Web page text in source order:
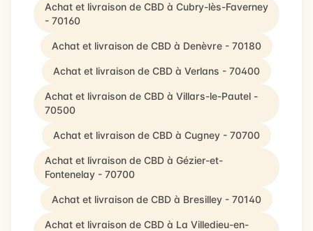
Achat et livraison de CBD à Cubry-lès-Faverney
- 70160
Achat et livraison de CBD à Denèvre - 70180
Achat et livraison de CBD à Verlans - 70400
Achat et livraison de CBD à Villars-le-Pautel -
70500
Achat et livraison de CBD à Cugney - 70700
Achat et livraison de CBD à Gézier-et-
Fontenelay - 70700
Achat et livraison de CBD à Bresilley - 70140
Achat et livraison de CBD à La Villedieu-en-